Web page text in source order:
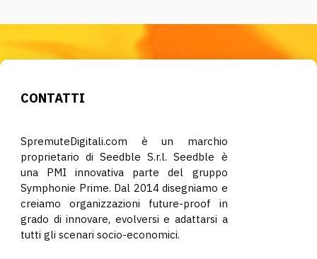
CONTATTI
SpremuteDigitali.com è un marchio
proprietario di Seedble S.r.l. Seedble è
una PMI innovativa parte del gruppo
Symphonie Prime. Dal 2014 disegniamo e
creiamo organizzazioni future-proof in
grado di innovare, evolversi e adattarsi a
tutti gli scenari socio-economici.